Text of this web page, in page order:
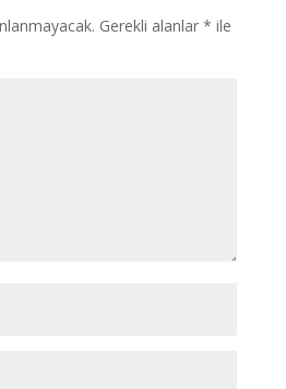
Gerekli alanlar * ile